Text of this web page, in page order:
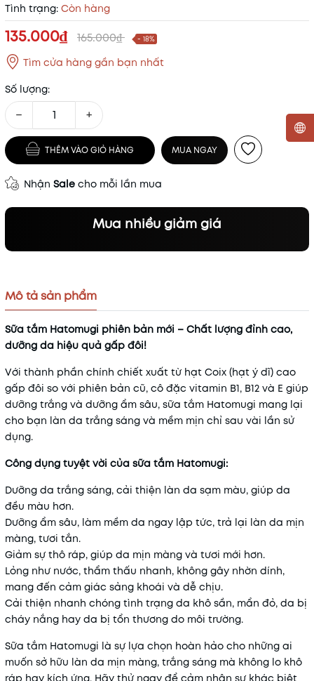
Tình trạng: Còn hàng
135.000₫ 165.000₫ - 18%
Tìm cửa hàng gần bạn nhất
Số lượng:
− +
THÊM VÀO GIỎ HÀNG MUA NGAY
Nhận Sale cho mỗi lần mua
Mua nhiều giảm giá
Mã khuyến mãi:
Điều kiện:
Mô tả sản phẩm
Sữa tắm Hatomugi phiên bản mới – Chất lượng đỉnh cao,
dưỡng da hiệu quả gấp đôi!
Với thành phần chính chiết xuất từ hạt Coix (hạt ý dĩ) cao
gấp đôi so với phiên bản cũ, cô đặc vitamin B1, B12 và E giúp
dưỡng trắng và dưỡng ẩm sâu, sữa tắm Hatomugi mang lại
cho bạn làn da trắng sáng và mềm mịn chỉ sau vài lần sử
dụng.
Công dụng tuyệt vời của sữa tắm Hatomugi:
Dưỡng da trắng sáng, cải thiện làn da sạm màu, giúp da
đều màu hơn.
Dưỡng ẩm sâu, làm mềm da ngay lập tức, trả lại làn da mịn
màng, tươi tắn.
Giảm sự thô ráp, giúp da mịn màng và tươi mới hơn.
Lỏng như nước, thẩm thấu nhanh, không gây nhờn dính,
mang đến cảm giác sảng khoái và dễ chịu.
Cải thiện nhanh chóng tình trạng da khô sần, mẩn đỏ, da bị
cháy nắng hay da bị tổn thương do môi trường.
Sữa tắm Hatomugi là sự lựa chọn hoàn hảo cho những ai
muốn sở hữu làn da mịn màng, trắng sáng mà không lo khô
ráp hay kích ứng. Hãy thử ngay để cảm nhận sự khác biệt